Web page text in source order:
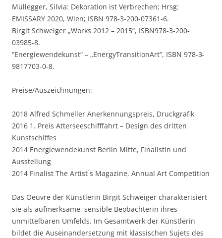
Müllegger, Silvia: Dekoration ist Verbrechen; Hrsg:
EMISSARY 2020, Wien; ISBN 978-3-200-07361-6.
Birgit Schweiger „Works 2012 – 2015“, ISBN978-3-200-
03985-8.
“Energiewendekunst“ – „EnergyTransitionArt“, ISBN 978-3-
9817703-0-8.
Preise/Auszeichnungen:
2018 Alfred Schmeller Anerkennungspreis, Druckgrafik
2016 1. Preis Atterseeschifffahrt – Design des dritten
Kunstschiffes
2014 Energiewendekunst Berlin Mitte, Finalistin und
Ausstellung
2014 Finalist The Artist ́s Magazine, Annual Art Competition
Das Oeuvre der Künstlerin Birgit Schweiger charakterisiert
sie als aufmerksame, sensible Beobachterin ihres
unmittelbaren Umfelds. Im Gesamtwerk der Künstlerin
bildet die Auseinandersetzung mit klassischen Sujets des